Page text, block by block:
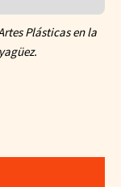
Plásticas en la